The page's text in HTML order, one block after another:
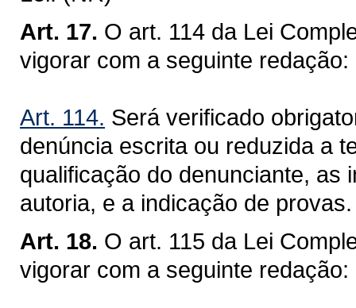
Art. 17. O art. 114 da Lei
vigorar com a seguinte redação:
Art. 114. Será verificado
denúncia escrita ou reduzida a
qualificação do denunciante, as
autoria, e a indicação de
Art. 18. O art. 115 da Lei
vigorar com a seguinte redação: